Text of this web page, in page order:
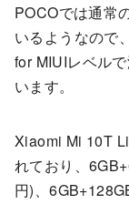
POCOでは通常
いるようなので
for MIUIレベル
います。
Xiaomi Mi 10T
れており、
円)、